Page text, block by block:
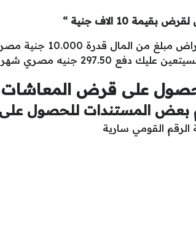
10 الاف جنية “
على قرض المعاشات
بعض المستندات للحصول